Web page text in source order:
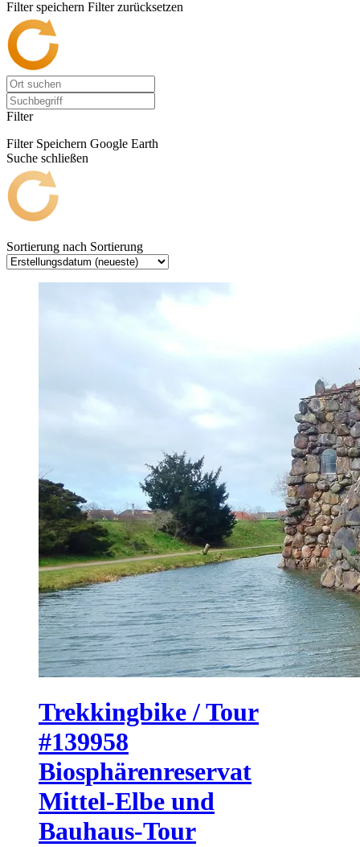
Filter speichern Filter zurücksetzen
Filter
Filter Speichern Google Earth
Suche schließen
Sortierung nach Sortierung
Trekkingbike / Tour
#139958
Biosphärenreservat
Mittel-Elbe und
Bauhaus-Tour